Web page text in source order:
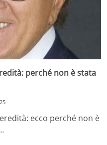
perché non è stata
ecco perché non è